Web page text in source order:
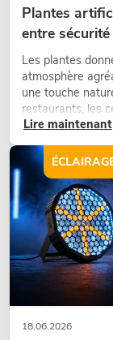
Plantes
entre
Les plantes
atmosphère
une touche
restaurants, les
bureaux ou sur
d’aménagement
Lire maintenant
18.06.2026